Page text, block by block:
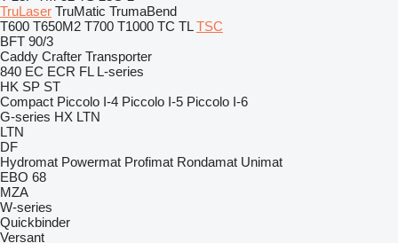
TruLaser TruMatic TrumaBend
T600 T650M2 T700 T1000 TC TL TSC
BFT 90/3
Caddy Crafter Transporter
840 EC ECR FL L-series
HK SP ST
Compact Piccolo I-4 Piccolo I-5 Piccolo I-6
G-series HX LTN
LTN
DF
Hydromat Powermat Profimat Rondamat Unimat
EBO 68
MZA
W-series
Quickbinder
Versant